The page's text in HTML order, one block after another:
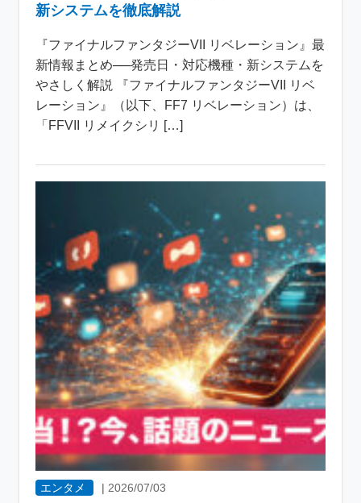
新システムを徹底解説
『ファイナルファンタジーVII リベレーション』最
新情報まとめ──発売日・対応機種・新システムを
やさしく解説 『ファイナルファンタジーVII リベ
レーション』（以下、FF7 リベレーション）は、
「FFVII リメイクシリ […]
エンタメ | 2026/07/03